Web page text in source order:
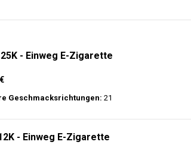
- Einweg E-Zigarette
Geschmacksrichtungen: 21
- Einweg E-Zigarette